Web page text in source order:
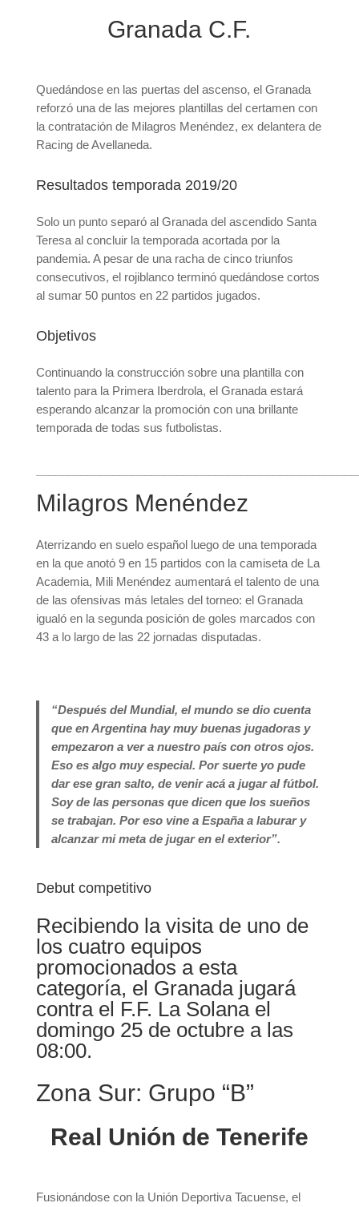
Granada C.F.
Quedándose en las puertas del ascenso, el Granada
reforzó una de las mejores plantillas del certamen con
la contratación de Milagros Menéndez, ex delantera de
Racing de Avellaneda.
Resultados temporada 2019/20
Solo un punto separó al Granada del ascendido Santa
Teresa al concluir la temporada acortada por la
pandemia. A pesar de una racha de cinco triunfos
consecutivos, el rojiblanco terminó quedándose cortos
al sumar 50 puntos en 22 partidos jugados.
Objetivos
Continuando la construcción sobre una plantilla con
talento para la Primera Iberdrola, el Granada estará
esperando alcanzar la promoción con una brillante
temporada de todas sus futbolistas.
Milagros Menéndez
Aterrizando en suelo español luego de una temporada
en la que anotó 9 en 15 partidos con la camiseta de La
Academia, Mili Menéndez aumentará el talento de una
de las ofensivas más letales del torneo: el Granada
igualó en la segunda posición de goles marcados con
43 a lo largo de las 22 jornadas disputadas.
“Después del Mundial, el mundo se dio cuenta
que en Argentina hay muy buenas jugadoras y
empezaron a ver a nuestro país con otros ojos.
Eso es algo muy especial. Por suerte yo pude
dar ese gran salto, de venir acá a jugar al fútbol.
Soy de las personas que dicen que los sueños
se trabajan. Por eso vine a España a laburar y
alcanzar mi meta de jugar en el exterior”.
Debut competitivo
Recibiendo la visita de uno de
los cuatro equipos
promocionados a esta
categoría, el Granada jugará
contra el F.F. La Solana el
domingo 25 de octubre a las
08:00.
Zona Sur: Grupo “B”
Real Unión de Tenerife
Fusionándose con la Unión Deportiva Tacuense, el